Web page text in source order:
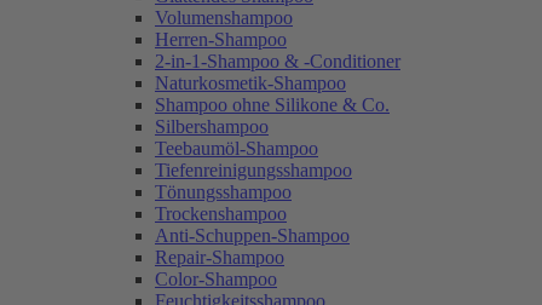
Volumenshampoo
Herren-Shampoo
2-in-1-Shampoo & -Conditioner
Naturkosmetik-Shampoo
Shampoo ohne Silikone & Co.
Silbershampoo
Teebaumöl-Shampoo
Tiefenreinigungsshampoo
Tönungsshampoo
Trockenshampoo
Anti-Schuppen-Shampoo
Repair-Shampoo
Color-Shampoo
Feuchtigkeitsshampoo